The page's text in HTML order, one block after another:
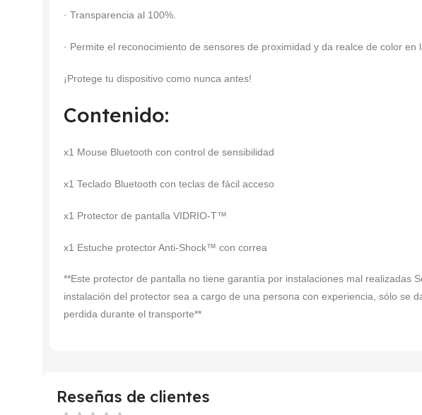
· Transparencia al 100%.
· Permite el reconocimiento de sensores de proximidad y da realce de color en
¡Protege tu dispositivo como nunca antes!
Contenido:
x1 Mouse Bluetooth con control de sensibilidad
x1 Teclado Bluetooth con teclas de fácil acceso
x1 Protector de pantalla VIDRIO-T™
x1 Estuche protector Anti-Shock™ con correa
**Este protector de pantalla no tiene garantía por instalaciones mal realizadas
instalación del protector sea a cargo de una persona con experiencia, sólo se
perdida durante el transporte**
Reseñas de clientes